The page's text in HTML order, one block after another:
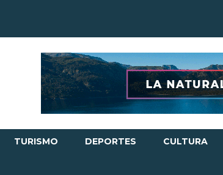
TURISMO DEPORTES CULTURA